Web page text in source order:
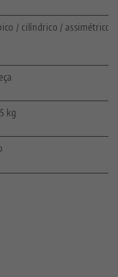
/ cilíndrico / assimétrico
kg